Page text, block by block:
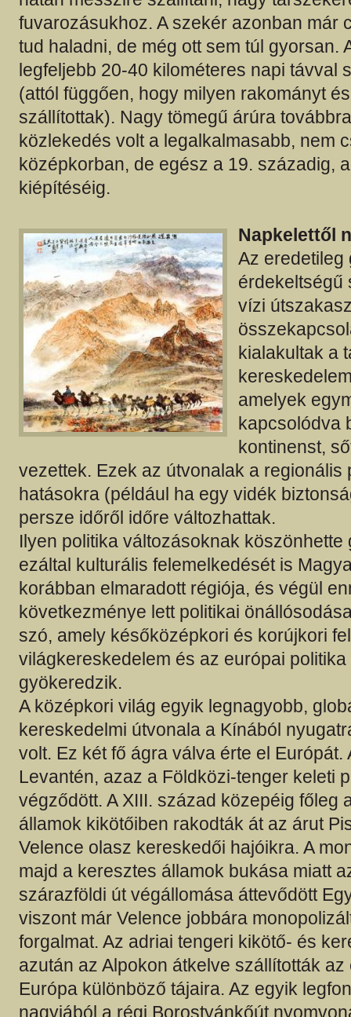
fuvarozásukhoz. A szekér azonban már
tud haladni, de még ott sem túl gyorsan.
legfeljebb 20-40 kilométeres napi távval
(attól függően, hogy milyen rakományt
szállítottak). Nagy tömegű árúra
közlekedés volt a legalkalmasabb, nem
középkorban, de egész a 19. századig,
kiépítéséig.
Napkelettől
Az eredetileg
érdekeltségű
vízi
kialakultak a
amelyek
kapcsolódva
kontinenst,
vezettek. Ezek az útvonalak a regionális
hatásokra (például ha egy vidék
persze időről időre változhattak.
Ilyen politika változásoknak köszönhette
ezáltal kulturális felemelkedését is
korábban elmaradott régiója, és végül
következménye lett politikai
szó, amely későközépkori és korújkori
világkereskedelem és az európai
gyökeredzik.
A középkori világ egyik legnagyobb,
kereskedelmi útvonala a Kínából
volt. Ez két fő ágra válva érte el Európát.
Levantén, azaz a Földközi-tenger keleti
végződött. A XIII. század közepéig főleg
államok kikötőiben rakodták át az árut
Velence olasz kereskedői hajóikra. A
majd a keresztes államok bukása miatt
szárazföldi út végállomása áttevődött
viszont már Velence jobbára
forgalmat. Az adriai tengeri kikötő- és
azután az Alpokon átkelve szállították
Európa különböző tájaira. Az egyik
nagyjából a régi Borostyánkőút